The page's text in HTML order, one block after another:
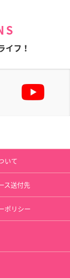
イフ！
いて
ス送付先
ポリシー